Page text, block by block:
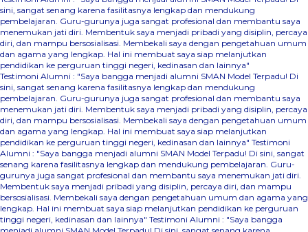
sini, sangat senang karena fasilitasnya lengkap dan mendukung
pembelajaran. Guru-gurunya juga sangat profesional dan membantu saya
menemukan jati diri. Membentuk saya menjadi pribadi yang disiplin, percaya
diri, dan mampu bersosialisasi. Membekali saya dengan pengetahuan umum
dan agama yang lengkap. Hal ini membuat saya siap melanjutkan
pendidikan ke perguruan tinggi negeri, kedinasan dan lainnya"
Testimoni Alumni : "Saya bangga menjadi alumni SMAN Model Terpadu! Di
sini, sangat senang karena fasilitasnya lengkap dan mendukung
pembelajaran. Guru-gurunya juga sangat profesional dan membantu saya
menemukan jati diri. Membentuk saya menjadi pribadi yang disiplin, percaya
diri, dan mampu bersosialisasi. Membekali saya dengan pengetahuan umum
dan agama yang lengkap. Hal ini membuat saya siap melanjutkan
pendidikan ke perguruan tinggi negeri, kedinasan dan lainnya" Testimoni
Alumni : "Saya bangga menjadi alumni SMAN Model Terpadu! Di sini, sangat
senang karena fasilitasnya lengkap dan mendukung pembelajaran. Guru-
gurunya juga sangat profesional dan membantu saya menemukan jati diri.
Membentuk saya menjadi pribadi yang disiplin, percaya diri, dan mampu
bersosialisasi. Membekali saya dengan pengetahuan umum dan agama yang
lengkap. Hal ini membuat saya siap melanjutkan pendidikan ke perguruan
tinggi negeri, kedinasan dan lainnya" Testimoni Alumni : "Saya bangga